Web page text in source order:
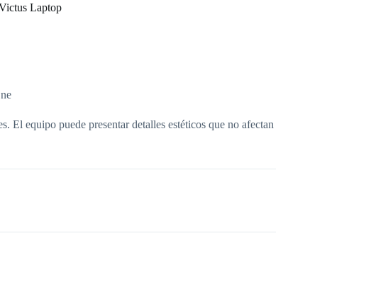
Laptop
El equipo puede presentar detalles estéticos que no afectan